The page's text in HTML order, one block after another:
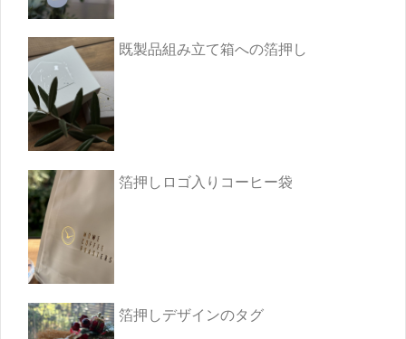
既製品組み立て箱への箔押し
箔押しロゴ入りコーヒー袋
箔押しデザインのタグ